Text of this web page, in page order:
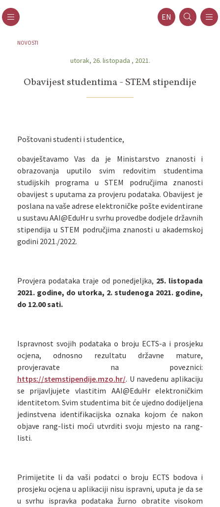
EN
NOVOSTI
utorak, 26. listopada , 2021.
Obavijest studentima - STEM stipendije
Poštovani studenti i studentice,
obavještavamo Vas da je Ministarstvo znanosti i
obrazovanja uputilo svim redovitim studentima
studijskih programa u STEM područjima znanosti
obavijest s uputama za provjeru podataka. Obavijest je
poslana na vaše adrese elektroničke pošte evidentirane
u sustavu AAI@EduHr u svrhu provedbe dodjele državnih
stipendija u STEM područjima znanosti u akademskoj
godini 2021./2022.
Provjera podataka traje od ponedjeljka, 25. listopada
2021. godine, do utorka, 2. studenoga 2021. godine,
do 12.00 sati.
Ispravnost svojih podataka o broju ECTS-a i prosjeku
ocjena, odnosno rezultatu državne mature,
provjeravate na poveznici:
https://stemstipendije.mzo.hr/. U navedenu aplikaciju
se prijavljujete vlastitim AAI@EduHr elektroničkim
identitetom. Svim studentima bit će ujedno dodijeljena
jedinstvena identifikacijska oznaka kojom će nakon
objave rang-listi moći utvrditi svoju mjesto na rang-
listi.
Primijetite li da vaši podatci o broju ECTS bodova i
prosjeku ocjena u aplikaciji nisu ispravni, uputa je da se
u svrhu ispravka podataka žurno obratite visokom